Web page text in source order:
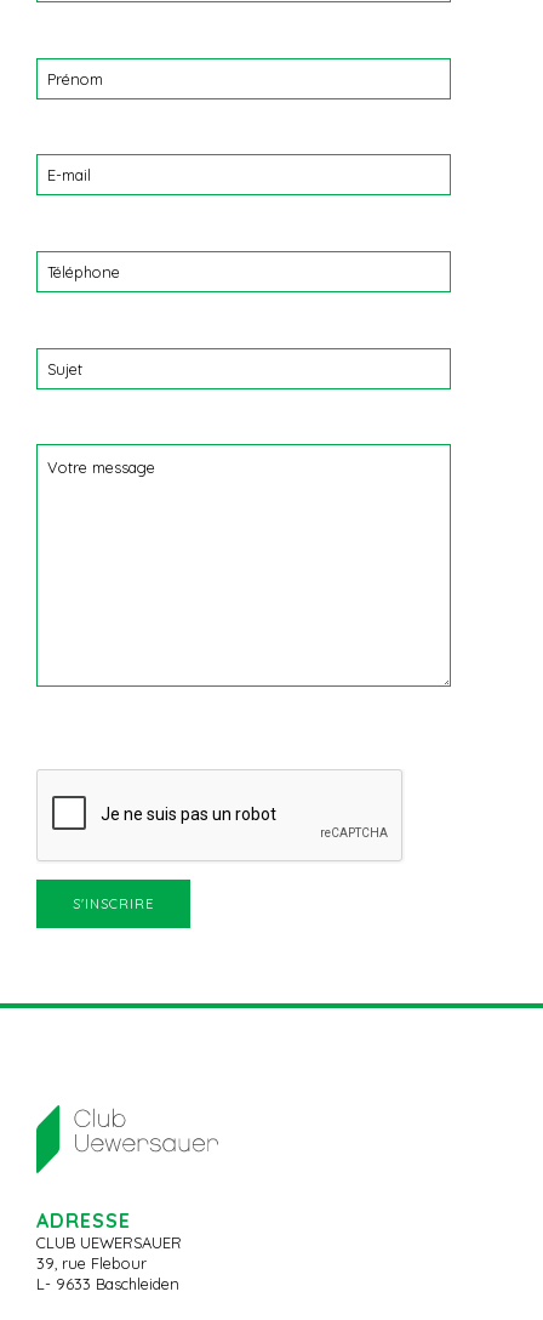
ADRESSE
CLUB UEWERSAUER
39, rue Flebour
L- 9633 Baschleiden